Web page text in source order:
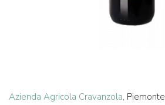
Azienda Agricola Cravanzola, Piemonte